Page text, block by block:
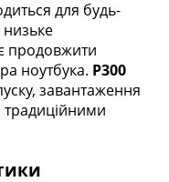
для будь-
продовжити
ноутбука. P300
завантаження